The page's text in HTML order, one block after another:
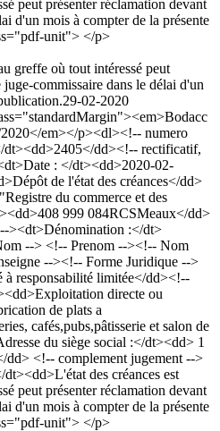
peut présenter réclamation devant
d'un mois à compter de la présente
unit"> </p>
greffe où tout intéressé peut
commissaire dans le délai d'un
29-02-2020
em></p><dl><!-- numero
dt><dd>2405</dd><!-- rectificatif,
: </dt><dd>2020-02-
de l'état des créances</dd>
du commerce et des
999 084RCSMeaux</dd>
><dt>Dénomination :</dt>
--> <!-- Prenom --><!-- Nom
--><!-- Forme Juridique -->
responsabilité limitée</dd><!--
directe ou
de plats a
cafés,pubs,pâtisserie et salon de
du siège social :</dt><dd> 1
dd> <!-- complement jugement -->
des créances est
peut présenter réclamation devant
d'un mois à compter de la présente
unit"> </p>